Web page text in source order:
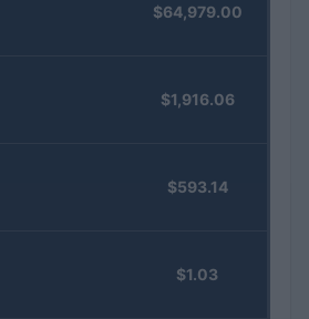
$64,979.00
$1,916.06
$593.14
$1.03